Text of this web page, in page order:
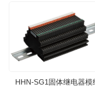
HHN-SG1固体继电器模